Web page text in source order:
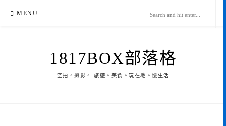
MENU
1817BOX部落格
空拍。攝影。 旅遊。美食。玩在地。慢生活